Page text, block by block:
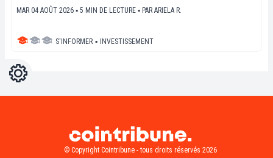
MAR 04 AOÛT 2026 ▪ 5 MIN DE LECTURE ▪ PAR ARIELA R.
S'INFORMER ▪ INVESTISSEMENT
Réglages
© Copyright Cointribune - tous droits réservés 2026